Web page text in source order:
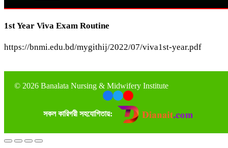
1st Year Viva Exam Routine
https://bnmi.edu.bd/mygithij/2022/07/viva1st-year.pdf
© 2026 Banalata Nursing & Midwifery Institute
সকল কারিগরী সহযোগিতায়: